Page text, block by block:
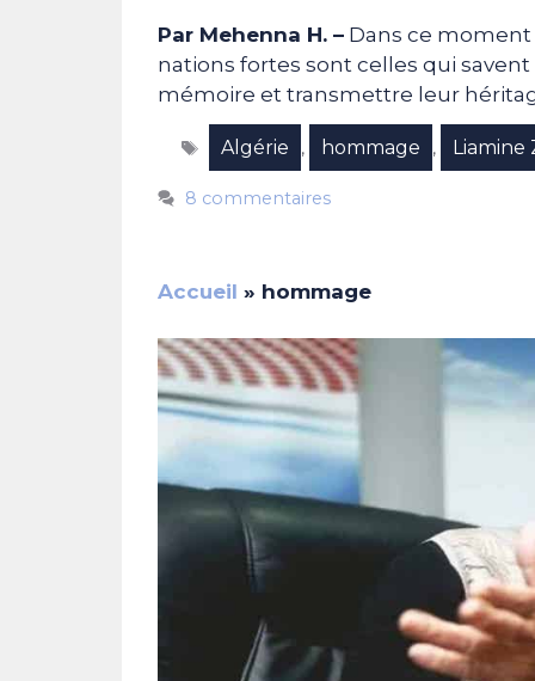
Par Mehenna H. – Dans ce moment
nations fortes sont celles qui
mémoire et transmettre leur
Étiquettes
Algérie , hommage , Liamine
8 commentaires
Accueil » hommage